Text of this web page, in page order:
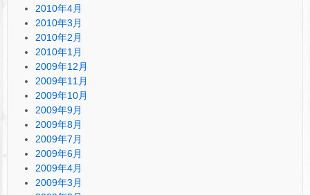
2010年4月
2010年3月
2010年2月
2010年1月
2009年12月
2009年11月
2009年10月
2009年9月
2009年8月
2009年7月
2009年6月
2009年4月
2009年3月